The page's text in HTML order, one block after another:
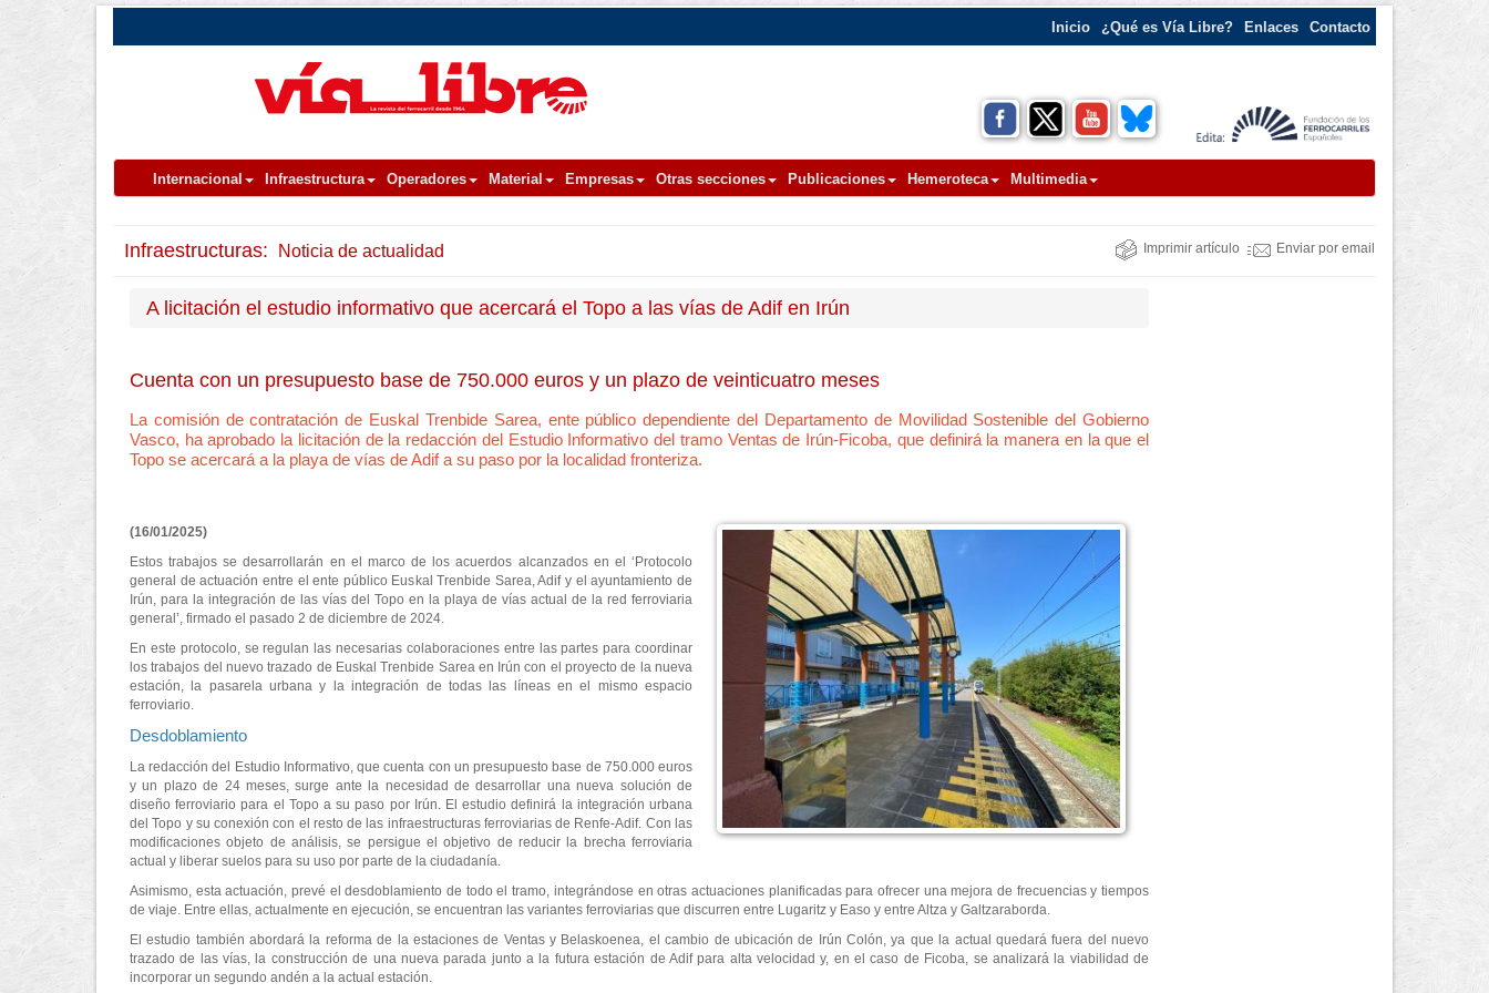
Inicio ¿Qué es Vía Libre? Enlaces Contacto
Internacional Infraestructura Operadores Material Empresas Otras secciones Publicaciones Hemeroteca Multimedia
Infraestructuras: Noticia de actualidad Imprimir artículo Enviar por email
A licitación el estudio informativo que acercará el Topo a las vías de Adif en Irún
Cuenta con un presupuesto base de 750.000 euros y un plazo de veinticuatro meses
La comisión de contratación de Euskal Trenbide Sarea, ente público dependiente del Departamento de Movilidad Sostenible del Gobierno
Vasco, ha aprobado la licitación de la redacción del Estudio Informativo del tramo Ventas de Irún-Ficoba, que definirá la manera en la que el
Topo se acercará a la playa de vías de Adif a su paso por la localidad fronteriza.
(16/01/2025)
Estos trabajos se desarrollarán en el marco de los acuerdos alcanzados en el ‘Protocolo
general de actuación entre el ente público Euskal Trenbide Sarea, Adif y el ayuntamiento de
Irún, para la integración de las vías del Topo en la playa de vías actual de la red ferroviaria
general’, firmado el pasado 2 de diciembre de 2024.
En este protocolo, se regulan las necesarias colaboraciones entre las partes para coordinar
los trabajos del nuevo trazado de Euskal Trenbide Sarea en Irún con el proyecto de la nueva
estación, la pasarela urbana y la integración de todas las líneas en el mismo espacio
ferroviario.
Desdoblamiento
La redacción del Estudio Informativo, que cuenta con un presupuesto base de 750.000 euros
y un plazo de 24 meses, surge ante la necesidad de desarrollar una nueva solución de
diseño ferroviario para el Topo a su paso por Irún. El estudio definirá la integración urbana
del Topo y su conexión con el resto de las infraestructuras ferroviarias de Renfe-Adif. Con las
modificaciones objeto de análisis, se persigue el objetivo de reducir la brecha ferroviaria
actual y liberar suelos para su uso por parte de la ciudadanía.
Asimismo, esta actuación, prevé el desdoblamiento de todo el tramo, integrándose en otras actuaciones planificadas para ofrecer una mejora de frecuencias y tiempos
de viaje. Entre ellas, actualmente en ejecución, se encuentran las variantes ferroviarias que discurren entre Lugaritz y Easo y entre Altza y Galtzaraborda.
El estudio también abordará la reforma de la estaciones de Ventas y Belaskoenea, el cambio de ubicación de Irún Colón, ya que la actual quedará fuera del nuevo
trazado de las vías, la construcción de una nueva parada junto a la futura estación de Adif para alta velocidad y, en el caso de Ficoba, se analizará la viabilidad de
incorporar un segundo andén a la actual estación.